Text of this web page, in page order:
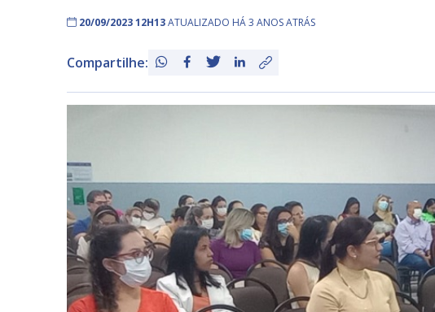
20/09/2023 12H13ATUALIZADO HÁ 3 ANOS ATRÁS
Compartilhe: